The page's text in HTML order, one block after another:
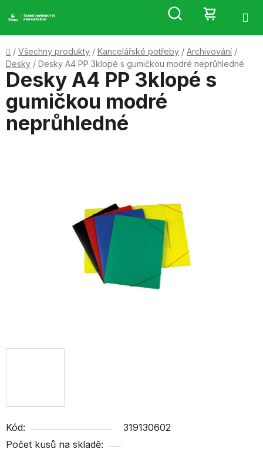
na
Hledat
KOŠÍK
Domů
/ Všechny produkty / Kancelářské potřeby / Archivování /
Desky / Desky A4 PP 3klopé s gumičkou modré neprůhledné
Kód:
319130602
Počet kusů na skladě:
Desky A4 PP 3klopé s
gumičkou modré
neprůhledné